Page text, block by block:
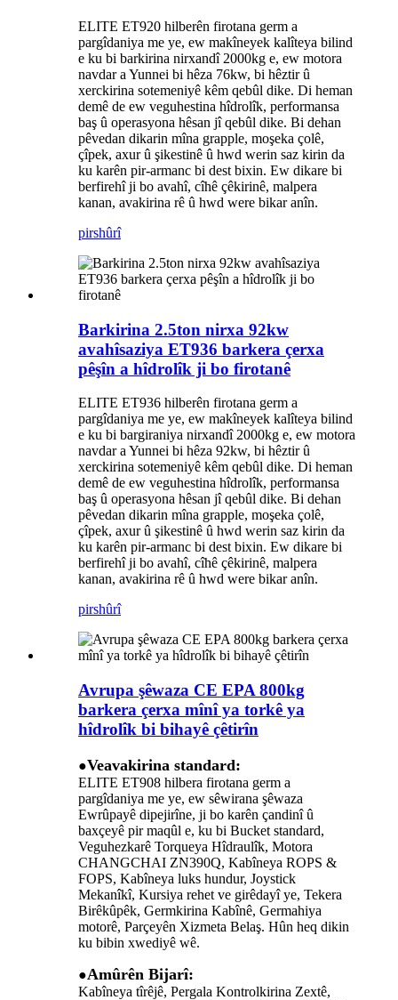
ELITE ET920 hilberên firotana germ a
pargîdaniya me ye, ew makîneyek kalîteya bilind
e ku bi barkirina nirxandî 2000kg e, ew motora
navdar a Yunnei bi hêza 76kw, bi hêztir û
xerckirina sotemeniyê kêm qebûl dike. Di heman
demê de ew veguhestina hîdrolîk, performansa
baş û operasyona hêsan jî qebûl dike. Bi dehan
pêvedan dikarin mîna grapple, moşeka çolê,
çîpek, axur û şikestinê û hwd werin saz kirin da
ku karên pir-armanc bi dest bixin. Ew dikare bi
berfirehî ji bo avahî, cîhê çêkirinê, malpera
kanan, avakirina rê û hwd were bikar anîn.
pirshûrî
Barkirina 2.5ton nirxa 92kw
avahîsaziya ET936 barkera çerxa
pêşîn a hîdrolîk ji bo firotanê
ELITE ET936 hilberên firotana germ a
pargîdaniya me ye, ew makîneyek kalîteya bilind
e ku bi bargiraniya nirxandî 2000kg e, ew motora
navdar a Yunnei bi hêza 92kw, bi hêztir û
xerckirina sotemeniyê kêm qebûl dike. Di heman
demê de ew veguhestina hîdrolîk, performansa
baş û operasyona hêsan jî qebûl dike. Bi dehan
pêvedan dikarin mîna grapple, moşeka çolê,
çîpek, axur û şikestinê û hwd werin saz kirin da
ku karên pir-armanc bi dest bixin. Ew dikare bi
berfirehî ji bo avahî, cîhê çêkirinê, malpera
kanan, avakirina rê û hwd were bikar anîn.
pirshûrî
Avrupa şêwaza CE EPA 800kg
barkera çerxa mînî ya torkê ya
hîdrolîk bi bihayê çêtirîn
●Veavakirina standard:
ELITE ET908 hilbera firotana germ a
pargîdaniya me ye, ew sêwirana şêwaza
Ewrûpayê dipejirîne, ji bo karên çandinî û
baxçeyê pir maqûl e, ku bi Bucket standard,
Veguhezkarê Torqueya Hîdraulîk, Motora
CHANGCHAI ZN390Q, Kabîneya ROPS &
FOPS, Kabîneya luks hundur, Joystick
Mekanîkî, Kursiya rehet ve girêdayî ye, Tekera
Birêkûpêk, Germkirina Kabînê, Germahiya
motorê, Parçeyên Xizmeta Belaş. Hûn heq dikin
ku bibin xwediyê wê.
●Amûrên Bijarî:
Kabîneya tîrêjê, Pergala Kontrolkirina Zextê, ​​